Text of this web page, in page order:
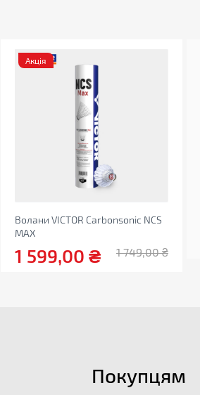
Акція
Волани VICTOR Carbonsonic NCS
MAX
1 599,00 ₴ 1 749,00₴
Покупцям